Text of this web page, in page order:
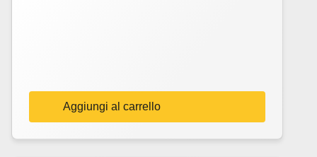
Aggiungi al carrello